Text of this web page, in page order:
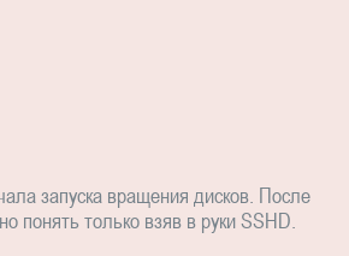
запуска вращения дисков. После
понять только взяв в руки SSHD.